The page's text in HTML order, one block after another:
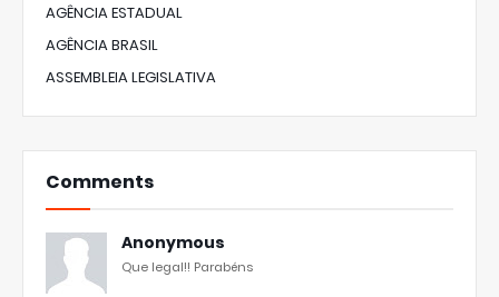
AGÊNCIA ESTADUAL
AGÊNCIA BRASIL
ASSEMBLEIA LEGISLATIVA
Comments
Anonymous
Que legal!! Parabéns